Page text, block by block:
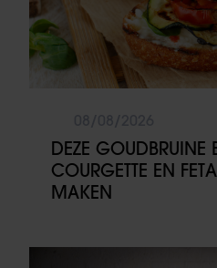
DEZE GOUDBRUINE
COURGETTE EN
MAKEN